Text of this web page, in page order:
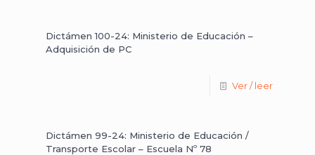
Dictámen 100-24: Ministerio de Educación –
Adquisición de PC
Ver / leer
Dictámen 99-24: Ministerio de Educación /
Transporte Escolar – Escuela Nº 78